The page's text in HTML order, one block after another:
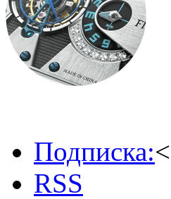
Подписка:<
RSS